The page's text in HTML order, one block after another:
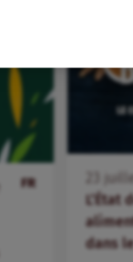
FR
L’État
dans